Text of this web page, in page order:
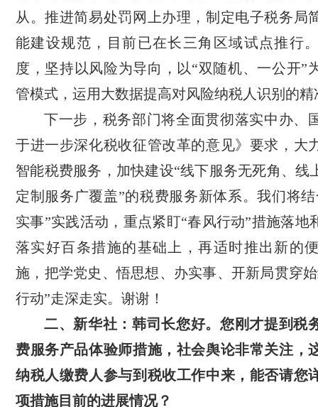
从。推进简易处罚网上办理，制定电子税务局
能建设规范，目前已在长三角区域试点推行
度，坚持以风险为导向，以“双随机、一公开”
管模式，运用大数据提高对风险纳税人识别的精
下一步，税务部门将全面贯彻落实中办、
于进一步深化税收征管改革的意见》要求，大
智能税费服务，加快建设“线下服务无死角、线
定制服务广覆盖”的税费服务新体系。我们将
实事”实践活动，重点紧盯“春风行动”措施落地
落实好百条措施的基础上，再适时推出新的
施，把学党史、悟思想、办实事、开新局贯穿
行动”走深走实。谢谢！
二、新华社：韩司长您好。您刚才提到税
费服务产品体验师措施，社会舆论非常关注，
纳税人缴费人参与到税收工作中来，能否请您
项措施目前的进展情况？